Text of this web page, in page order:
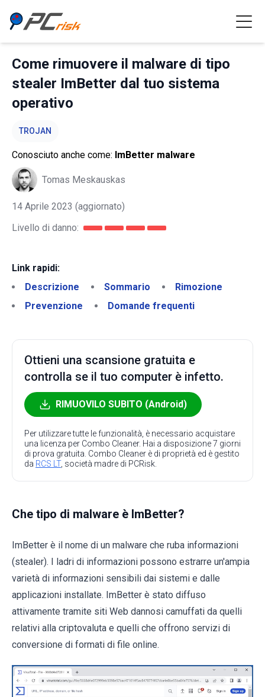
Come rimuovere il malware di tipo
stealer ImBetter dal tuo sistema
operativo
TROJAN
Conosciuto anche come: ImBetter malware
Tomas Meskauskas
14 Aprile 2023 (aggiornato)
Livello di danno:
Link rapidi:
Descrizione
Sommario
Rimozione
Prevenzione
Domande frequenti
Ottieni una scansione gratuita e
controlla se il tuo computer è infetto.
RIMUOVILO SUBITO (Android)
Per utilizzare tutte le funzionalità, è necessario acquistare
una licenza per Combo Cleaner. Hai a disposizione 7 giorni
di prova gratuita. Combo Cleaner è di proprietà ed è gestito
da RCS LT, società madre di PCRisk.
Che tipo di malware è ImBetter?
ImBetter è il nome di un malware che ruba informazioni
(stealer). I ladri di informazioni possono estrarre un'ampia
varietà di informazioni sensibili dai sistemi e dalle
applicazioni installate. ImBetter è stato diffuso
attivamente tramite siti Web dannosi camuffati da quelli
relativi alla criptovaluta e quelli che offrono servizi di
conversione di formati di file online.